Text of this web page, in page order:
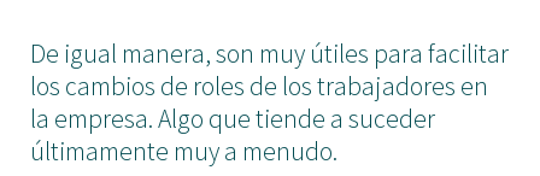
De igual manera, son muy útiles para facilitar
los cambios de roles de los trabajadores en
la empresa. Algo que tiende a suceder
últimamente muy a menudo.